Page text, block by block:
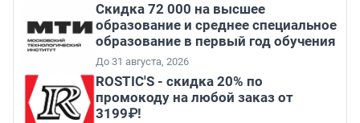
Скидка 72 000 на высшее
образование и среднее специальное
образование в первый год обучения
До 31 августа, 2026
ROSTIC'S - скидка 20% по
промокоду на любой заказ от
3199₽!